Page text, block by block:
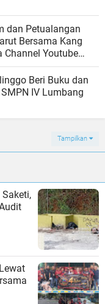
dan Petualangan
Bersama Kang
Channel Youtube
Beri Buku dan
IV Lumbang
Tampilkan